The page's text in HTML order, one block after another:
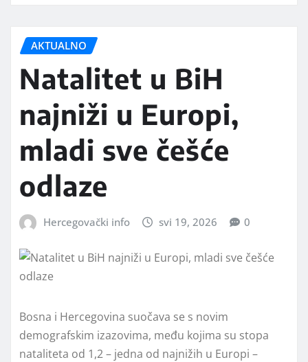
AKTUALNO
Natalitet u BiH
najniži u Europi,
mladi sve češće
odlaze
Hercegovački info svi 19, 2026 0
Bosna i Hercegovina suočava se s novim
demografskim izazovima, među kojima su stopa
nataliteta od 1,2 – jedna od najnižih u Europi –